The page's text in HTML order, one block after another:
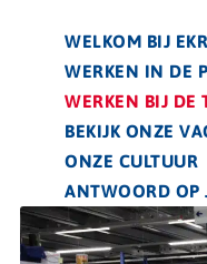
WELKOM BIJ
WERKEN IN DE
WERKEN BIJ DE
BEKIJK ONZE
ONZE CULTUUR
ANTWOORD OP